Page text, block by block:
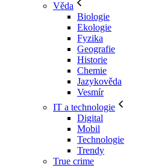
Věda
Biologie
Ekologie
Fyzika
Geografie
Historie
Chemie
Jazykověda
Vesmír
IT a technologie
Digital
Mobil
Technologie
Trendy
True crime